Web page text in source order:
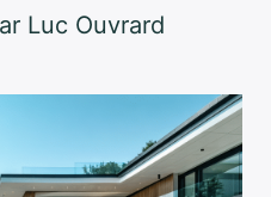
Luc Ouvrard